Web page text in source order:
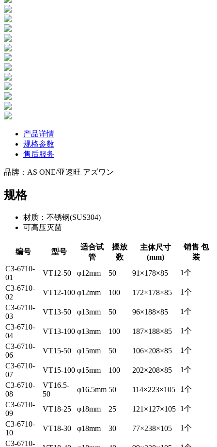
产品详情
规格参数
售后服务
品牌：AS ONE/亚速旺 アズワン
规格
材质：不锈钢(SUS304)
可高压灭菌
编号 型号
适合试
管
摆放
数
主体尺寸
(mm)
销售 包
装
C3-6710-
01
VT12-50 φ12mm 50 91×178×85
1个
C3-6710-
02
VT12-100 φ12mm 100 172×178×85
1个
C3-6710-
03
VT13-50 φ13mm 50 96×188×85
1个
C3-6710-
04
VT13-100 φ13mm 100 187×188×85
1个
C3-6710-
06
VT15-50 φ15mm 50 106×208×85
1个
C3-6710-
07
VT15-100 φ15mm 100 202×208×85
1个
C3-6710-
08
VT16.5-
50
φ16.5mm 50 114×223×105
1个
C3-6710-
09
VT18-25 φ18mm 25 121×127×105 1个
C3-6710-
10
VT18-30 φ18mm 30 77×238×105
1个
C3-6710-